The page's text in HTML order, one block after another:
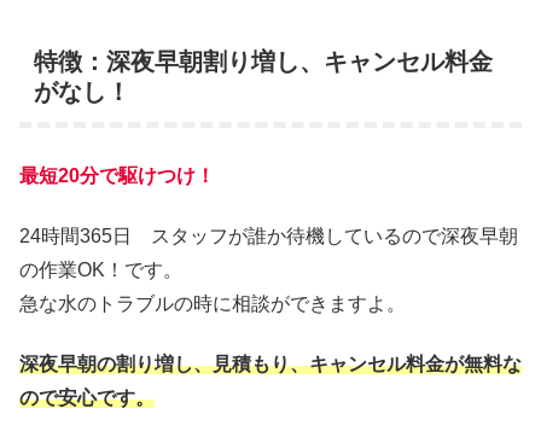
特徴：深夜早朝割り増し、キャンセル料金
がなし！
最短20分で駆けつけ！
24時間365日 スタッフが誰か待機しているので深夜早朝
の作業OK！です。
急な水のトラブルの時に相談ができますよ。
深夜早朝の割り増し、見積もり、キャンセル料金が無料な
ので安心です。